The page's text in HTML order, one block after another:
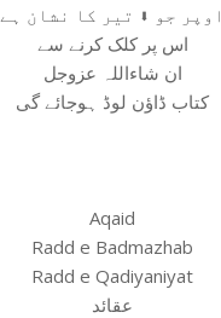
اوپر جو ⬇ تیر کا نشان ہے
اس پر کلک کرنے سے
ان شاءاللہ عزوجل
کتاب ڈاؤن لوڈ ہوجائے گی
Aqaid
Radd e Badmazhab
Radd e Qadiyaniyat
عقائد